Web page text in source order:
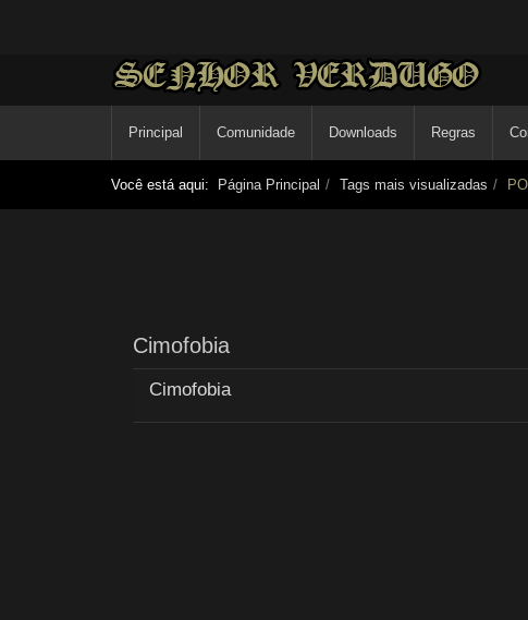
Principal Comunidade Downloads Regras
Você está aqui: Página Principal Tags mais visualizadas
Cimofobia
Cimofobia